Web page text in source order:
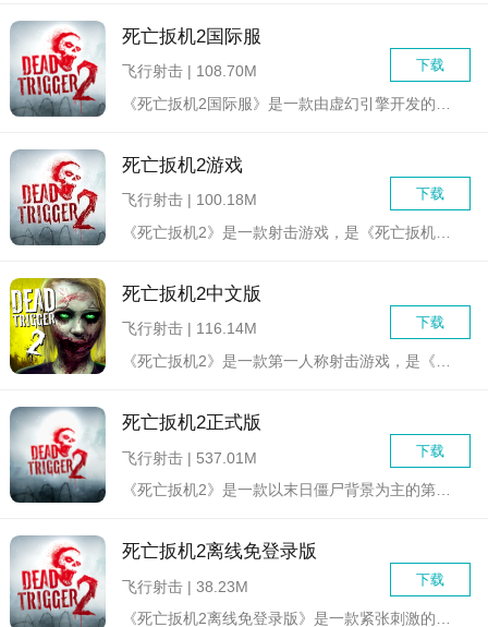
死亡扳机2国际服
下载
飞行射击 | 108.70M
《死亡扳机2国际服》是一款由虚幻引擎开发的射击游戏，是《死亡...
死亡扳机2游戏
下载
飞行射击 | 100.18M
《死亡扳机2》是一款射击游戏，是《死亡扳机》的续作。游戏中，...
死亡扳机2中文版
下载
飞行射击 | 116.14M
《死亡扳机2》是一款第一人称射击游戏，是《死亡扳机》的续作。...
死亡扳机2正式版
下载
飞行射击 | 537.01M
《死亡扳机2》是一款以末日僵尸背景为主的第一人称射击游戏，是...
死亡扳机2离线免登录版
下载
飞行射击 | 38.23M
《死亡扳机2离线免登录版》是一款紧张刺激的僵尸题材第一人称射...